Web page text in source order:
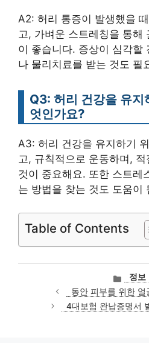
A2: 허리 통증이 발생했을
고, 가벼운 스트레칭을 통해
이 좋습니다. 증상이 심각할
나 물리치료를 받는 것도 필
Q3: 허리 건강을 유지
엇인가요?
A3: 허리 건강을 유지하기
고, 규칙적으로 운동하며,
것이 중요해요. 또한 스트레
는 방법을 찾는 것도 도움이
Table of Contents
카
테
고
리
정보
동안 피부를 위한 얼
4대보험 완납증명서